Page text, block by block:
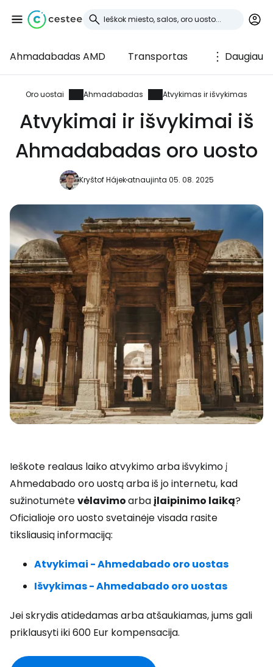
Ahmadabadas AMD Transportas Daugiau
Oro uostai Ahmadabadas Atvykimas ir išvykimas
Atvykimai ir išvykimai iš
Ahmadabadas oro uosto
Kryštof Hájekatnaujinta 05. 08. 2025
Ieškote realaus laiko atvykimo arba išvykimo į
Ahmedabado oro uostą arba iš jo internetu, kad
sužinotumėtevėlavimoarbaįlaipinimo laiką?
Oficialioje oro uosto svetainėje visada rasite
tiksliausią informaciją:
Atvykimai - Ahmedabado oro uostas
Išvykimas - Ahmedabado oro uostas
Jei skrydis atidedamas arba atšaukiamas, jums gali
priklausyti iki 600 Eur kompensacija.
Prisijunkite prie
Cestee
... pasaulinė kelionių bendruomenė
Tęsti su Facebook
Tęsti el. paštu